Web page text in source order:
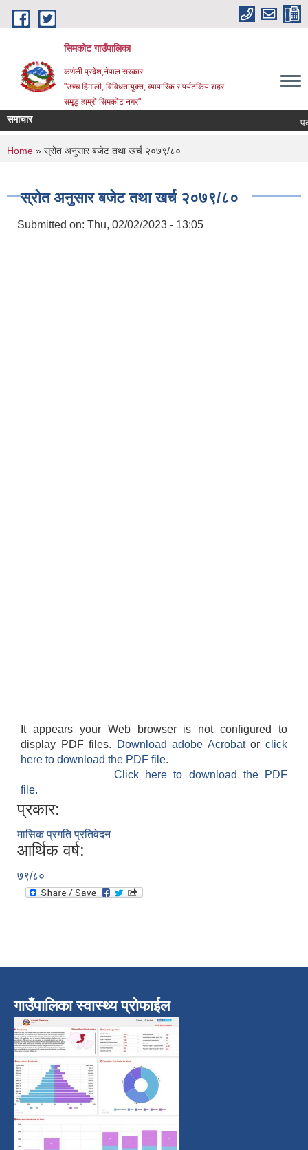
Skip to main content
सिमकोट गाउँपालिका
कर्णली प्रदेश,नेपाल सरकार
"उच्च हिमाली, विविधतायुक्त, व्यापारिक र पर्यटकिय शहर :
समृद्ध हाम्रो सिमकोट नगर"
समाचार
You are here
Home » स्रोत अनुसार बजेट तथा खर्च २०७९/८०
स्रोत अनुसार बजेट तथा खर्च २०७९/८०
Submitted on: Thu, 02/02/2023 - 13:05
It appears your Web browser is not configured to
display PDF files.
Download adobe Acrobatorclick
here to download the PDF file.
Click here to download the PDF
file.
प्रकार:
मासिक प्रगति प्रतिवेदन
आर्थिक वर्ष:
७९/८०
गाउँपालिका स्वास्थ्य प्रोफाईल